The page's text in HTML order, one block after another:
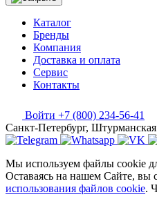
Каталог
Бренды
Компания
Доставка и оплата
Сервис
Контакты
Войти +7 (800) 234-56-41
Санкт-Петербург,
Мы используем файлы cookie
Оставаясь на нашем Сайте, вы
использования файлов cookie.